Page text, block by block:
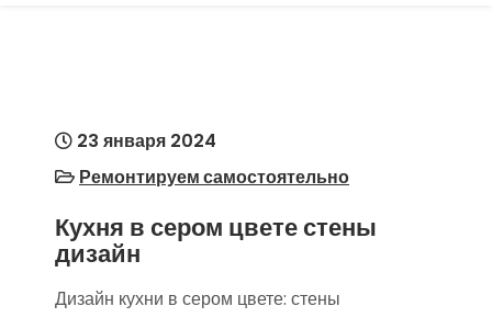
23 января 2024
Ремонтируем самостоятельно
Кухня в сером цвете стены
дизайн
Дизайн кухни в сером цвете: стены